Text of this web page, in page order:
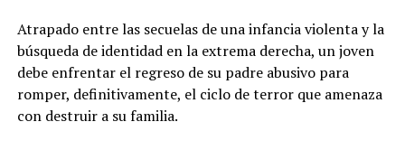
Atrapado entre las secuelas de una infancia violenta y la
búsqueda de identidad en la extrema derecha, un joven
debe enfrentar el regreso de su padre abusivo para
romper, definitivamente, el ciclo de terror que amenaza
con destruir a su familia.